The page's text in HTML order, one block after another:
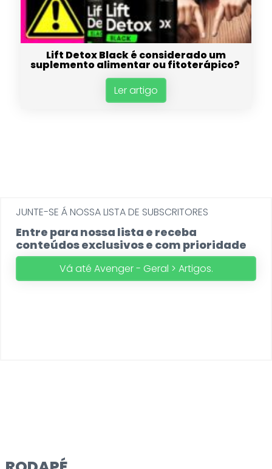
Lift Detox Black é considerado um
suplemento alimentar ou fitoterápico?
Ler artigo
JUNTE-SE Á NOSSA LISTA DE SUBSCRITORES
Entre para nossa lista e receba
conteúdos exclusivos e com prioridade
Vá até Avenger - Geral > Artigos.